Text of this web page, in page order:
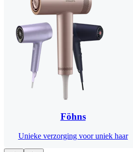
Föhns
Unieke verzorging voor uniek haar